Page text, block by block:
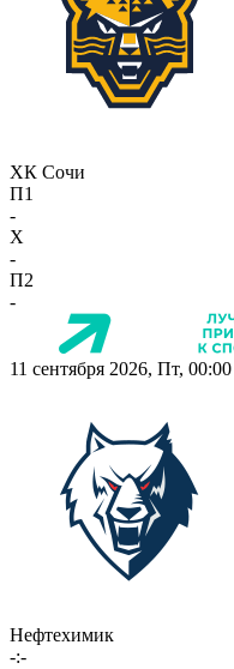
ХК Сочи
П1
-
X
-
П2
-
11 сентября 2026, Пт, 00:00
Нефтехимик
-:-